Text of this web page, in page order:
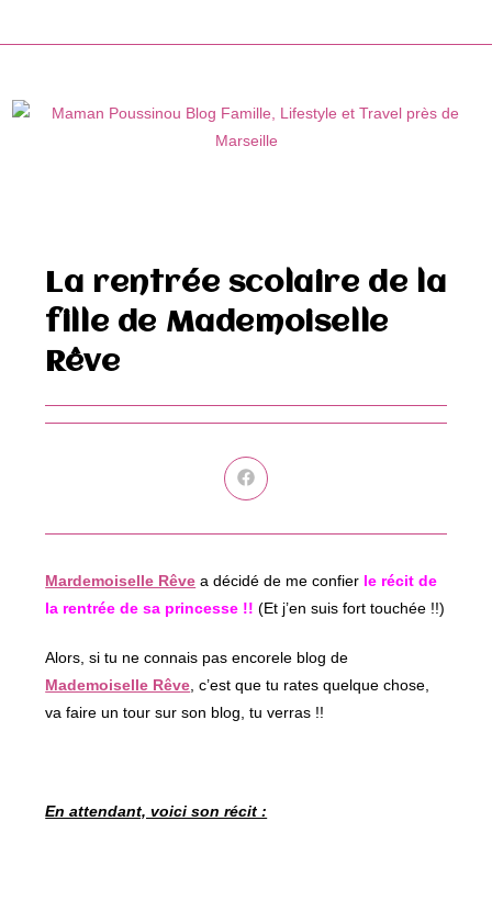
La rentrée scolaire de la
fille de Mademoiselle
Rêve
Ouvrir
dans
autre
Mardemoiselle Rêve a décidé de me confier le récit de
la rentrée de sa princesse !!(Et j’en suis fort touchée !!)
Alors, si tu ne connais pas encorele blog de
Mademoiselle Rêve , c’est que tu rates quelque chose,
va faire un tour sur son blog, tu verras !!
En attendant, voici son récit :